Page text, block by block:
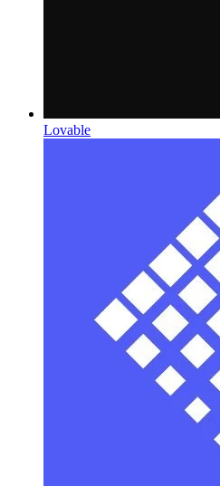
Lovable